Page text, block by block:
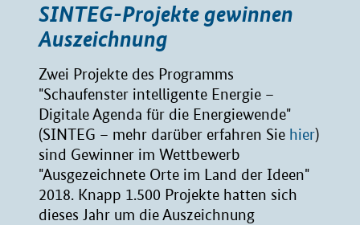
SINTEG-Projekte gewinnen
Auszeichnung
Zwei Projekte des Programms
"Schaufenster intelligente Energie –
Digitale Agenda für die Energiewende"
(SINTEG – mehr darüber erfahren Sie hier)
sind Gewinner im Wettbewerb
"Ausgezeichnete Orte im Land der Ideen"
2018. Knapp 1.500 Projekte hatten sich
dieses Jahr um die Auszeichnung